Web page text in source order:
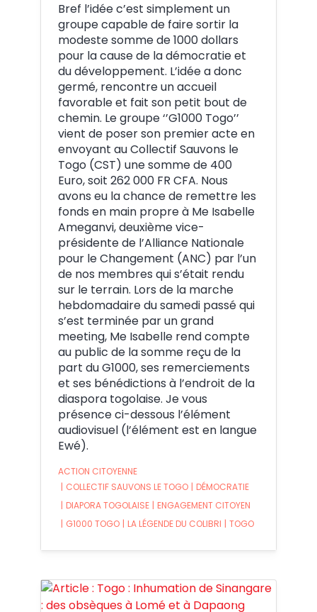
Bref l’idée c’est simplement un
groupe capable de faire sortir la
modeste somme de 1000 dollars
pour la cause de la démocratie et
du développement. L’idée a donc
germé, rencontre un accueil
favorable et fait son petit bout de
chemin. Le groupe ‘’G1000 Togo’’
vient de poser son premier acte en
envoyant au Collectif Sauvons le
Togo (CST) une somme de 400
Euro, soit 262 000 FR CFA. Nous
avons eu la chance de remettre les
fonds en main propre à Me Isabelle
Ameganvi, deuxième vice-
présidente de l’Alliance Nationale
pour le Changement (ANC) par l’un
de nos membres qui s’était rendu
sur le terrain. Lors de la marche
hebdomadaire du samedi passé qui
s’est terminée par un grand
meeting, Me Isabelle rend compte
au public de la somme reçu de la
part du G1000, ses remerciements
et ses bénédictions à l’endroit de la
diaspora togolaise. Je vous
présence ci-dessous l’élément
audiovisuel (l’élément est en langue
Ewé).
ACTION CITOYENNE
| COLLECTIF SAUVONS LE TOGO | DÉMOCRATIE
| DIAPORA TOGOLAISE | ENGAGEMENT CITOYEN
| G1000 TOGO | LA LÉGENDE DU COLIBRI | TOGO
Crédit: